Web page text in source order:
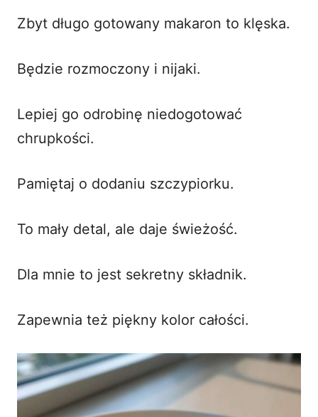
Zbyt długo gotowany makaron to klęska.
Będzie rozmoczony i nijaki.
Lepiej go odrobinę niedogotować
chrupkości.
Pamiętaj o dodaniu szczypiorku.
To mały detal, ale daje świeżość.
Dla mnie to jest sekretny składnik.
Zapewnia też piękny kolor całości.